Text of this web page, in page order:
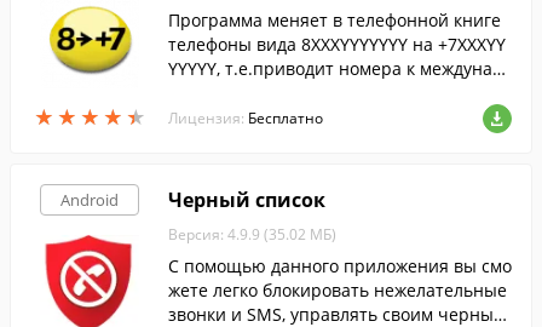
★ ★ ★ ★ ★
★ ★ ★ ★ ★
Программа меняет в телефонной книге
телефоны вида 8XXXYYYYYYY на +7XXXYY
YYYYY, т.е.приводит номера к междунар
Лицензия: Бесплатно
Android Черный список
Версия: 4.9.9 (35.02 МБ)
С помощью данного приложения вы смо
жете легко блокировать нежелательные
звонки и SMS, управлять своим черным